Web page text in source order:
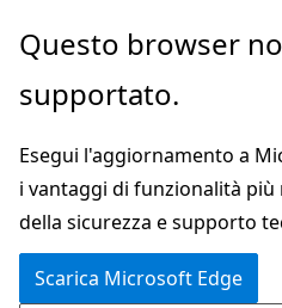
Ignora
passa
contenuto
principale
Questo browser
supportato.
Esegui l'aggiornamento a
i vantaggi di funzionalità
della sicurezza e supporto
Scarica Microsoft Edge